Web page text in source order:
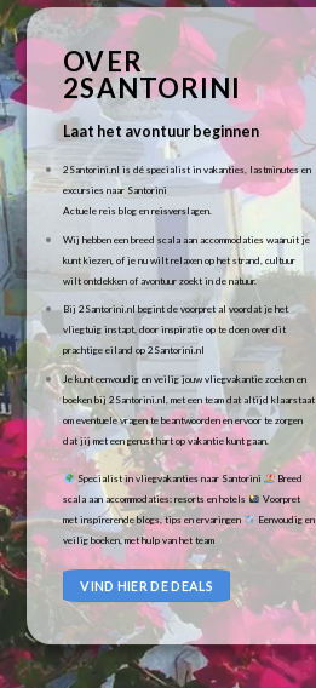
OVER
2SANTORINI
Laat het avontuur beginnen
2Santorini.nl is dé specialist in vakanties, lastminutes en
excursies naar Santorini
Actuele reis blog en reisverslagen.
Wij hebben een breed scala aan accommodaties waaruit je
kunt kiezen, of je nu wilt relaxen op het strand, cultuur
wilt ontdekken of avontuur zoekt in de natuur.
Bij 2Santorini.nl begint de voorpret al voordat je het
vliegtuig instapt, door inspiratie op te doen over dit
prachtige eiland op 2Santorini.nl
Je kunt eenvoudig en veilig jouw vliegvakantie zoeken en
boeken bij 2Santorini.nl, met een team dat altijd klaarstaat
om eventuele vragen te beantwoorden en ervoor te zorgen
dat jij met een gerust hart op vakantie kunt gaan.
Specialist in vliegvakanties naar Santorini
Breed
scala aan accommodaties: resorts en hotels
Voorpret
met inspirerende blogs, tips en ervaringen
Eenvoudig en
veilig boeken, met hulp van het team
VIND HIER DE DEALS